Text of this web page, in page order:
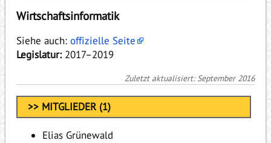
Wirtschaftsinformatik
Siehe auch: offizielle Seite
Legislatur:2017–2019
Zuletzt aktualisiert: September 2016
>> MITGLIEDER (1)
Elias Grünewald